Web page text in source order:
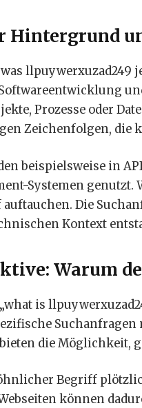
Hintergrund
Prozesse oder
Zeichenfolgen, die
beispielsweise in
Systemen
Die
Kontext
Warum
is
die Möglichkeit,
Begriff
können